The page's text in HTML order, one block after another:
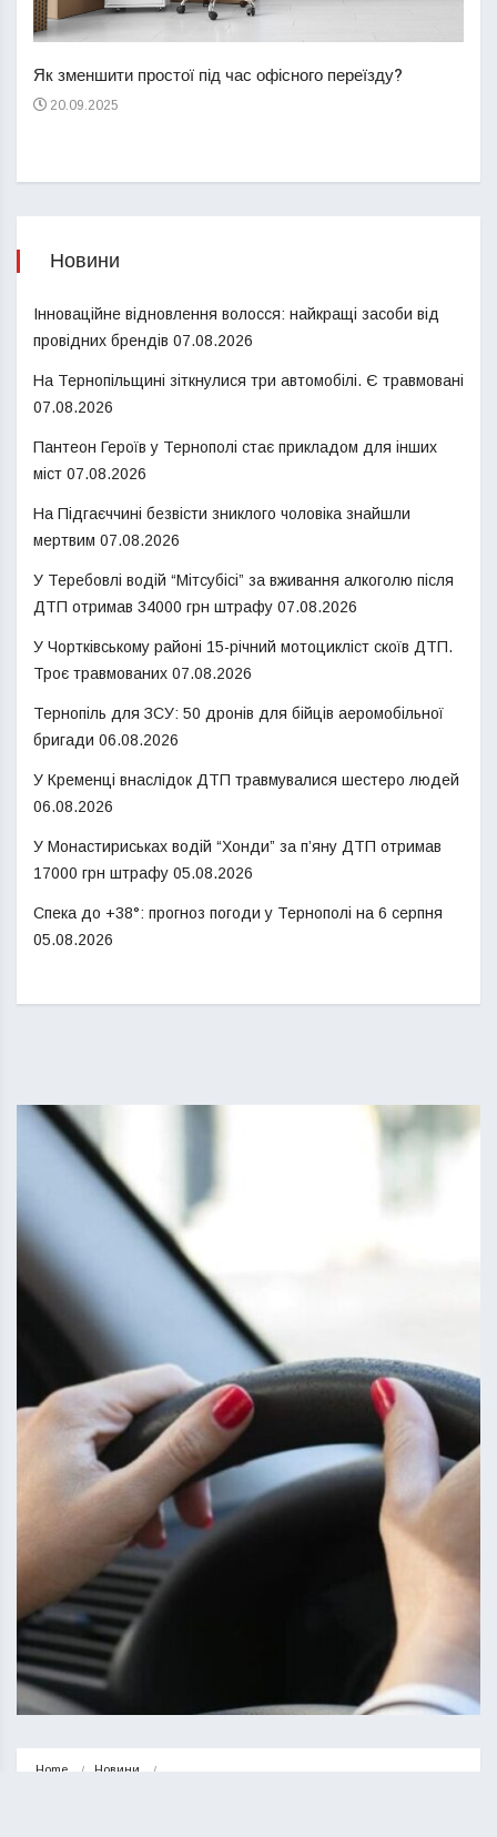
Як зменшити простої під час офісного переїзду?
20.09.2025
Новини
Інноваційне відновлення волосся: найкращі засоби від
провідних брендів 07.08.2026
На Тернопільщині зіткнулися три автомобілі. Є травмовані
07.08.2026
Пантеон Героїв у Тернополі стає прикладом для інших
міст 07.08.2026
На Підгаєччині безвісти зниклого чоловіка знайшли
мертвим 07.08.2026
У Теребовлі водій “Мітсубісі” за вживання алкоголю після
ДТП отримав 34000 грн штрафу 07.08.2026
У Чортківському районі 15-річний мотоцикліст скоїв ДТП.
Троє травмованих 07.08.2026
Тернопіль для ЗСУ: 50 дронів для бійців аеромобільної
бригади 06.08.2026
У Кременці внаслідок ДТП травмувалися шестеро людей
06.08.2026
У Монастириськах водій “Хонди” за п’яну ДТП отримав
17000 грн штрафу 05.08.2026
Спека до +38°: прогноз погоди у Тернополі на 6 серпня
05.08.2026
Home Новини